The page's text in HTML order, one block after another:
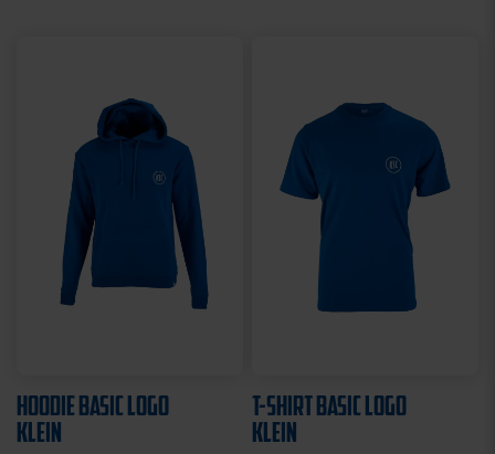
HOODIE BASIC LOGO
KLEIN
T-SHIRT BASIC LOGO
KLEIN